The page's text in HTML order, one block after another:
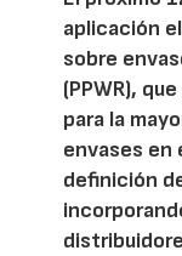
aplicación
sobre
(PPWR),
para la
envases en
definición